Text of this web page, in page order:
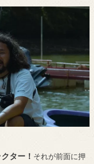
ター！ それが前面に押